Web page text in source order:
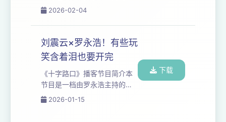
那个被他称为“伟大的混乱”的
尘，到广州大石镇的廉价饼
干，从北京地下通道的嘶吼，
到云南大理的舒适陷阱，张玮
玮...
度播客类节⽬，每集长达三到
的⼈物展开对话，聚焦于科技
与⼈⽂领域，讲述个体命运故
事，探讨时代发展趋势。 本期
嘉宾：蒋奇明 &amp; 双雪涛最
初，大家都是呱呱落地，但有
些人落地，就是为了离开地
面，飞向天空。 演员蒋奇明，
2026-02-04
刘震云×罗永浩！有些玩
笑含着泪也要开完
《十字路口》播客节目简介本
节⽬是⼀档由罗永浩主持的深
度播客类节⽬，每集长达三到
2026-01-15
下载